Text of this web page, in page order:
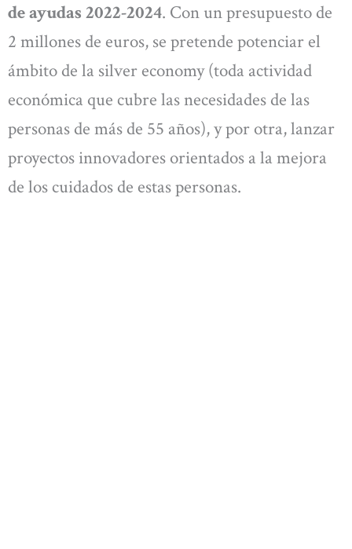
de ayudas 2022-2024. Con un presupuesto de
2 millones de euros, se pretende potenciar el
ámbito de la silver economy (toda actividad
económica que cubre las necesidades de las
personas de más de 55 años), y por otra, lanzar
proyectos innovadores orientados a la mejora
de los cuidados de estas personas.